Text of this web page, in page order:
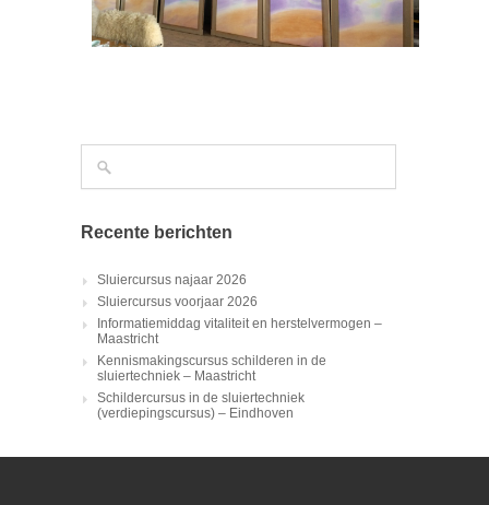
Recente berichten
Sluiercursus najaar 2026
Sluiercursus voorjaar 2026
Informatiemiddag vitaliteit en herstelvermogen –
Maastricht
Kennismakingscursus schilderen in de
sluiertechniek – Maastricht
Schildercursus in de sluiertechniek
(verdiepingscursus) – Eindhoven